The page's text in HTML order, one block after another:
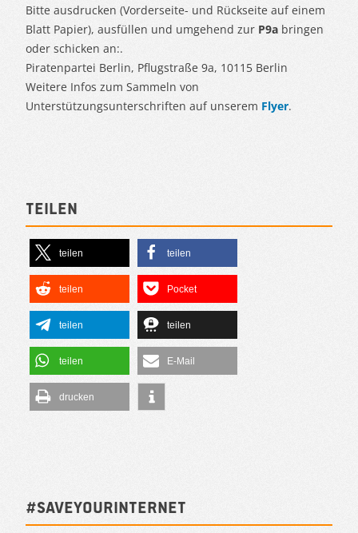
Bitte ausdrucken (Vorderseite- und Rückseite auf einem
Blatt Papier), ausfüllen und umgehend zur P9a bringen
oder schicken an:.
Piratenpartei Berlin, Pflugstraße 9a, 10115 Berlin
Weitere Infos zum Sammeln von
Unterstützungsunterschriften auf unserem Flyer.
Teilen
teilen teilen
teilen Pocket
teilen teilen
teilen E-Mail
drucken
#SAVEYOURINTERNET